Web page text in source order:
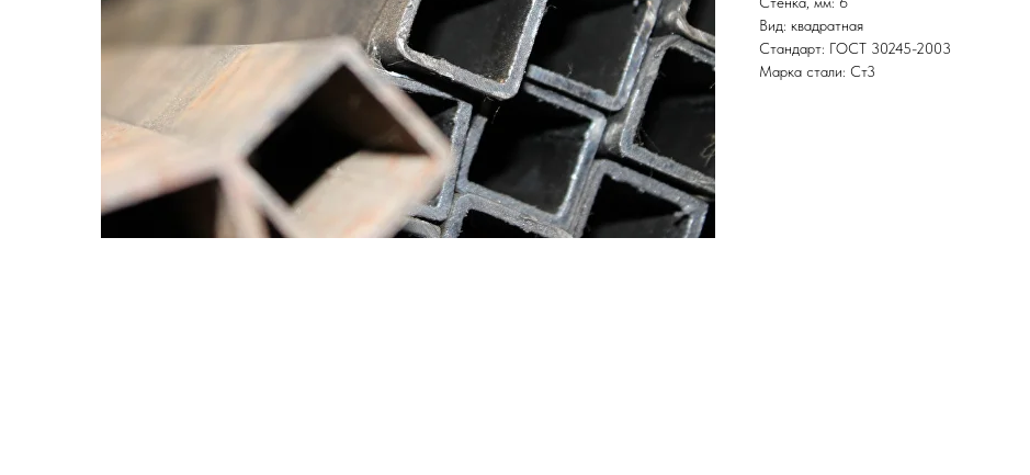
Вид: квадратная
Стандарт: ГОСТ 30245-2003
Марка стали: Ст3